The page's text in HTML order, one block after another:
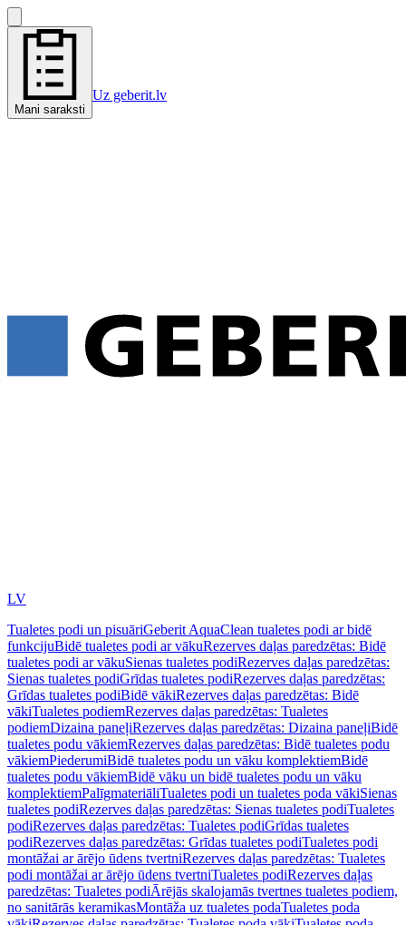
Mani saraksti
Uz geberit.lv
LV
Tualetes podi un pisuāriGeberit AquaClean tualetes podi ar bidē
funkcijuBidē tualetes podi ar vākuRezerves daļas paredzētas: Bidē
tualetes podi ar vākuSienas tualetes podiRezerves daļas paredzētas:
Sienas tualetes podiGrīdas tualetes podiRezerves daļas paredzētas:
Grīdas tualetes podiBidē vākiRezerves daļas paredzētas: Bidē
vākiTualetes podiemRezerves daļas paredzētas: Tualetes
podiemDizaina paneļiRezerves daļas paredzētas: Dizaina paneļiBidē
tualetes podu vākiemRezerves daļas paredzētas: Bidē tualetes podu
vākiemPiederumiBidē tualetes podu un vāku komplektiemBidē
tualetes podu vākiemBidē vāku un bidē tualetes podu un vāku
komplektiemPalīgmateriāliTualetes podi un tualetes poda vākiSienas
tualetes podiRezerves daļas paredzētas: Sienas tualetes podiTualetes
podiRezerves daļas paredzētas: Tualetes podiGrīdas tualetes
podiRezerves daļas paredzētas: Grīdas tualetes podiTualetes podi
montāžai ar ārējo ūdens tvertniRezerves daļas paredzētas: Tualetes
podi montāžai ar ārējo ūdens tvertniTualetes podiRezerves daļas
paredzētas: Tualetes podiĀrējās skalojamās tvertnes tualetes podiem,
no sanitārās keramikasMontāža uz tualetes podaTualetes poda